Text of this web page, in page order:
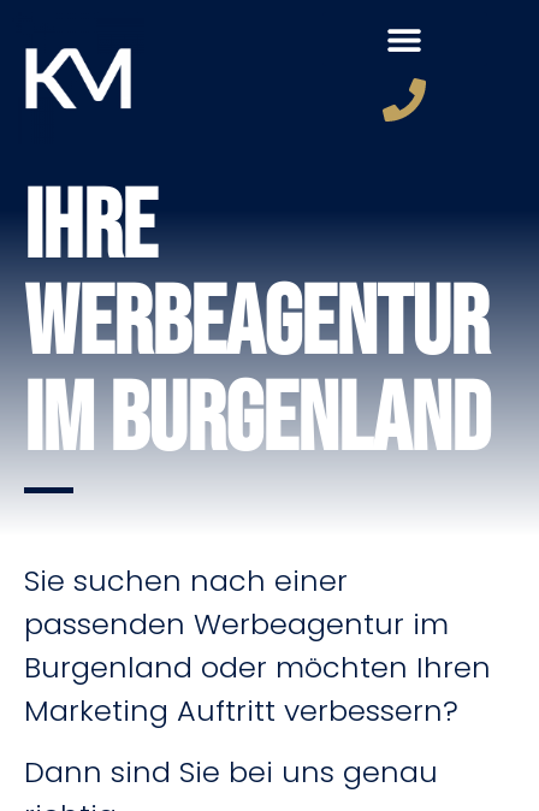
Ihre
Werbeagentur
im Burgenland
Sie suchen nach einer
passenden Werbeagentur im
Burgenland oder möchten Ihren
Marketing Auftritt verbessern?
Dann sind Sie bei uns genau